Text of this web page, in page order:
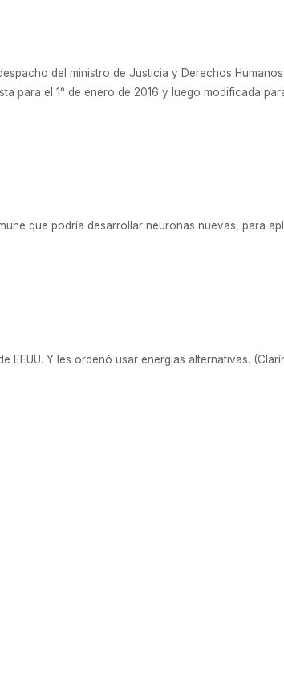
del ministro de Justicia y Derechos
para el 1° de enero de 2016 y luego modificada
que podría desarrollar neuronas nuevas, para
Y les ordenó usar energías alternativas.